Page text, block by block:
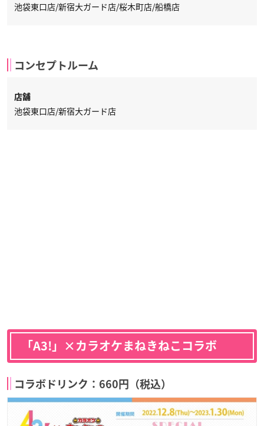
池袋東口店/新宿大ガード店/桜木町店/船橋店
コンセプトルーム
店舗
池袋東口店/新宿大ガード店
「A3!」×カラオケまねきねこコラボ
コラボドリンク：660円（税込）